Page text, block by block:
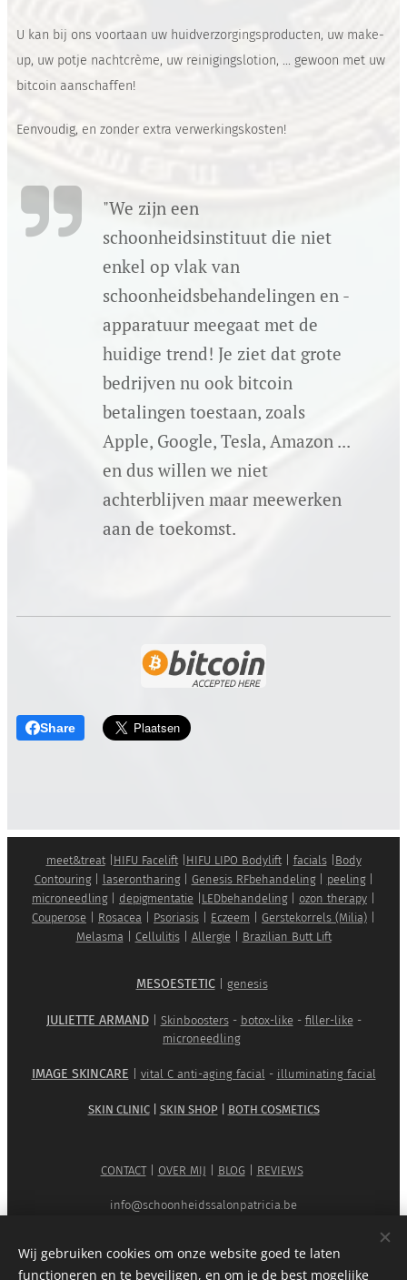
U kan bij ons voortaan uw huidverzorgingsproducten, uw make-
up, uw potje nachtcrème, uw reinigingslotion, ... gewoon met uw
bitcoin aanschaffen!
Eenvoudig, en zonder extra verwerkingskosten!
"We zijn een
schoonheidsinstituut die niet
enkel op vlak van
schoonheidsbehandelingen en -
apparatuur meegaat met de
huidige trend! Je ziet dat grote
bedrijven nu ook bitcoin
betalingen toestaan, zoals
Apple, Google, Tesla, Amazon ...
en dus willen we niet
achterblijven maar meewerken
aan de toekomst.
Share
meet&treat| HIFU Facelift| HIFU LIPO Bodylift| facials| Body
Contouring| laserontharing| Genesis RFbehandeling| peeling|
microneedling| depigmentatie LEDbehandeling| ozon therapy
Couperose
Rosacea Psoriasis Eczeem Gerstekorrels (Milia)
Melasma
Cellulitis| Allergie Brazilian Butt Lift
MESOESTETIC| genesis
JULIETTE ARMAND| Skinboosters- botox-like- filler-like-
microneedling
IMAGE SKINCARE vital C anti-aging facial - illuminating facial
SKIN CLINIC| SKIN SHOP BOTH COSMETICS
CONTACT| OVER MIJ BLOG| REVIEWS
info@schoonheidssalonpatricia.be
Algemene voorwaarden -Disclaimer- Privacy Statement
Wij gebruiken cookies om onze website goed te laten
functioneren en te beveiligen, en om je de best mogelijke